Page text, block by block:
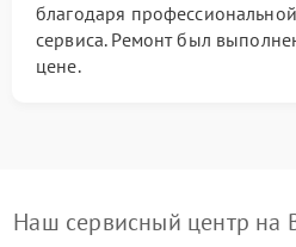
благодаря
сервиса. Ремонт был
цене.
Наш сервисный центр на